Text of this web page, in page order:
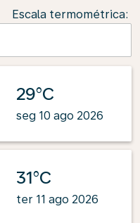
Escala termométrica:
29°C
seg 10 ago 2026
31°C
ter 11 ago 2026